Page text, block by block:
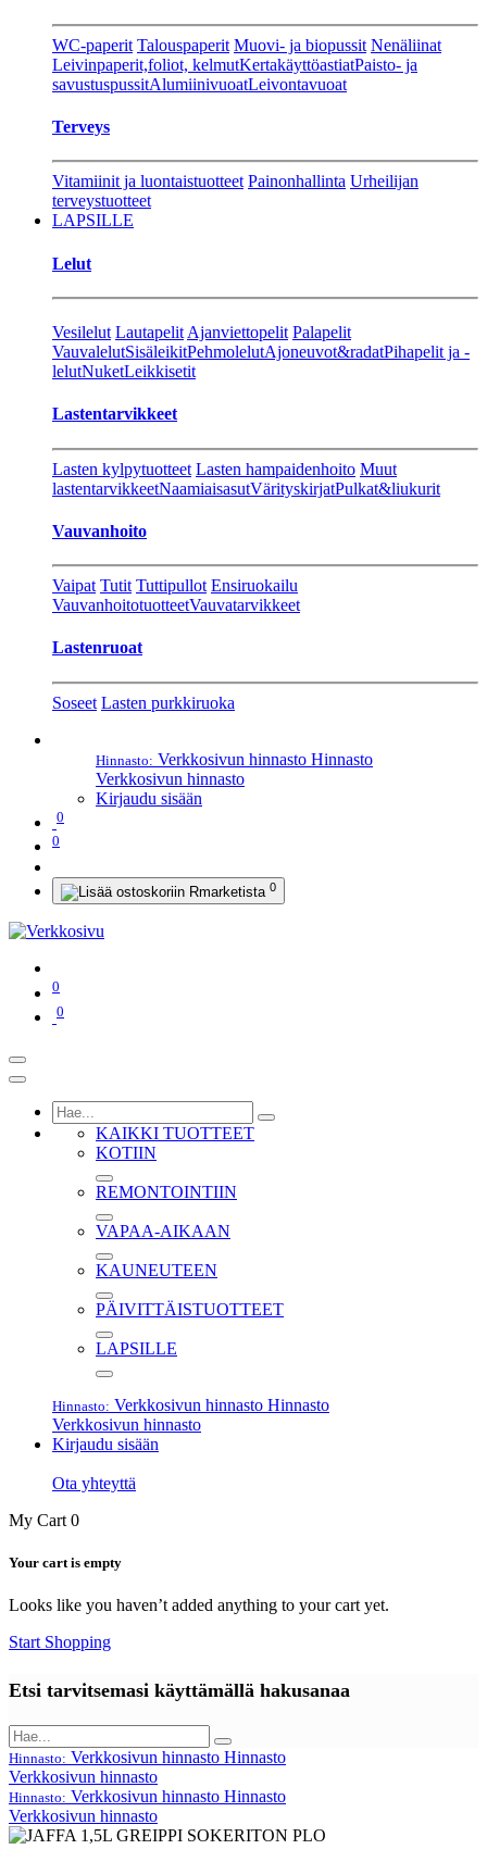
WC-paperit Talouspaperit Muovi- ja biopussit Nenäliinat
Leivinpaperit,foliot, kelmutKertakäyttöastiatPaisto- ja
savustuspussitAlumiinivuoatLeivontavuoat
Terveys
Vitamiinit ja luontaistuotteet Painonhallinta Urheilijan
terveystuotteet
LAPSILLE
Lelut
Vesilelut Lautapelit Ajanviettopelit Palapelit
VauvalelutSisäleikitPehmolelutAjoneuvot&radatPihapelit ja -
lelutNuketLeikkisetit
Lastentarvikkeet
Lasten kylpytuotteet Lasten hampaidenhoito Muut
lastentarvikkeetNaamiaisasutVärityskirjatPulkat&liukurit
Vauvanhoito
Vaipat Tutit Tuttipullot Ensiruokailu
VauvanhoitotuotteetVauvatarvikkeet
Lastenruoat
Soseet Lasten purkkiruoka
Hinnasto: Verkkosivun hinnasto Hinnasto
Verkkosivun hinnasto
Kirjaudu sisään
0
0
0
0
0
KAIKKI TUOTTEET
KOTIIN
REMONTOINTIIN
VAPAA-AIKAAN
KAUNEUTEEN
PÄIVITTÄISTUOTTEET
LAPSILLE
Hinnasto: Verkkosivun hinnasto Hinnasto
Verkkosivun hinnasto
Kirjaudu sisään
Ota yhteyttä
My Cart 0
Your cart is empty
Looks like you haven’t added anything to your cart yet.
Start Shopping
Etsi tarvitsemasi käyttämällä hakusanaa
Hinnasto: Verkkosivun hinnasto Hinnasto
Verkkosivun hinnasto
Hinnasto: Verkkosivun hinnasto Hinnasto
Verkkosivun hinnasto